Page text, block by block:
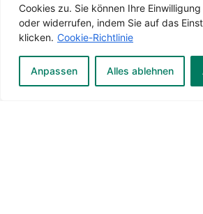
Cookies zu. Sie können Ihre
oder widerrufen, indem Sie auf das
klicken. Cookie-Richtlinie
Anpassen Alles ablehnen